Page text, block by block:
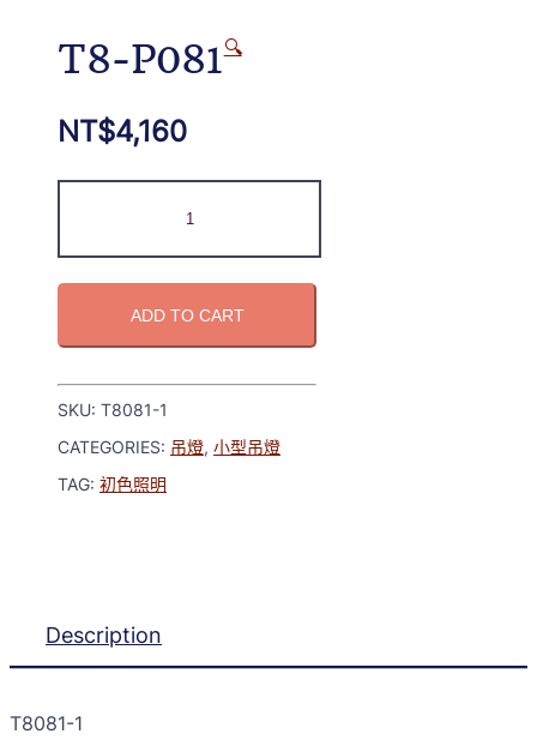
🔍
T8-P081
NT$4,160
ADD TO CART
SKU: T8081-1
CATEGORIES: 吊燈, 小型吊燈
TAG: 初色照明
Description
T8081-1